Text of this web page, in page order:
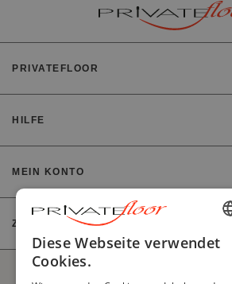
PRIVATEFLOOR
HILFE
MEIN KONTO
ZAHLUNG
ENGLISH
Diese Webseite verwendet
Cookies.